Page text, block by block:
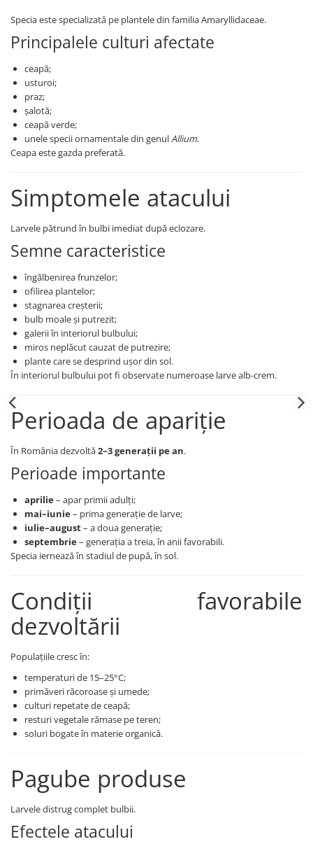
Dezinfectant sol
CEAPĂ
Fungicide
Insecticide
Fertilizanți foliari
CEREALE
Tratament semințe
Fungicide
Biostimulatori
Fertilizanți foliari
Adjuvanți
Erbicide
Insecticide
Fertilizanți foliari
CEREALE DE TOAMNĂ
Erbicide
Insecticide
Fertilizanți foliari
CEREALE PĂIOASE
Insecticide
Biostimulatori
Fertilizanți foliari
CHIMEN
Erbicide
CICOARE
CIREȘ
Erbicide
Fungicide
Insecticide
Fertilizanți foliari
Adjuvanți
CITRICE
Erbicide
Fungicide
CONIFERE
FASOLE
Insecticide
Fertilizanți foliari
FASOLE BOABE
Insecticide
FASOLE PĂSTĂI
Insecticide
FLOAREA SOARELUI
Semințe
Fungicide
Insecticide
Biostimulatori
Dezinfectant sol
FLORI
Fungicide
Fertilizanți foliari
SÂMBUROASE
Fungicide
Insecticide
Acaricide
Fertilizanți foliari
Adjuvanți
Insecticide
Acaricide
Biostimulatori
Fertilizanți foliari
GAZON
Insecticide
GRĂDINI
Insecticide
Fertilizanti foliari
GRÂU
Tratament semințe
Insecticide
Biostimulatori
Fertilizanți foliari
GRÂU DE TOAMNĂ
Specia este specializată pe plantele din familia Amaryllidaceae.
Principalele culturi afectate
ceapă;
usturoi;
praz;
șalotă;
ceapă verde;
unele specii ornamentale din genulAllium.
Ceapa este gazda preferată.
Simptomele atacului
Larvele pătrund în bulbi imediat după eclozare.
Semne caracteristice
îngălbenirea frunzelor;
ofilirea plantelor;
stagnarea creșterii;
bulb moale și putrezit;
galerii în interiorul bulbului;
miros neplăcut cauzat de putrezire;
plante care se desprind ușor din sol.
În interiorul bulbului pot fi observate numeroase larve alb-crem.
Perioada de apariție
În România dezvoltă2–3 generații pe an.
Perioade importante
aprilie– apar primii adulți;
mai–iunie– prima generație de larve;
iulie–august– a doua generație;
septembrie– generația a treia, în anii favorabili.
Specia iernează în stadiul de pupă, în sol.
Condiții favorabile
dezvoltării
Populațiile cresc în:
temperaturi de 15–25°C;
primăveri răcoroase și umede;
culturi repetate de ceapă;
resturi vegetale rămase pe teren;
soluri bogate în materie organică.
Pagube produse
Larvele distrug complet bulbii.
Efectele atacului